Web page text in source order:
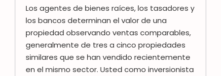
Los agentes de bienes raíces, los tasadores y
los bancos determinan el valor de una
propiedad observando ventas comparables,
generalmente de tres a cinco propiedades
similares que se han vendido recientemente
en el mismo sector. Usted como inversionista